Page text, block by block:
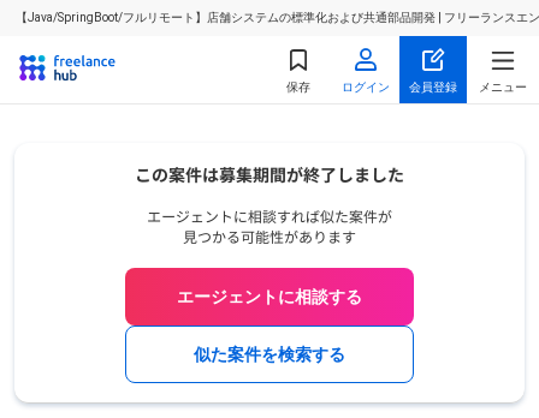
【Java/SpringBoot/フルリモート】店舗システムの標準化および共通部品開発 | フリーランスエ
保存 ログイン 会員登録 メニュー
エージェントに相談する
似た案件を検索する